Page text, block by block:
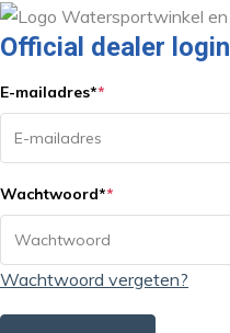
Official dealer login
E-mailadres**
Wachtwoord**
Wachtwoord vergeten?